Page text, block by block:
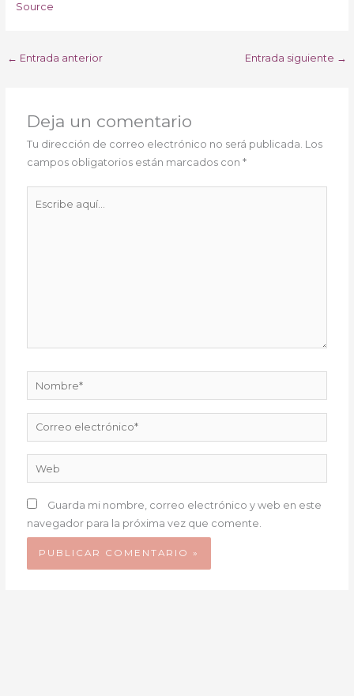
Source
← Entrada anterior Entrada siguiente →
Deja un comentario
Tu dirección de correo electrónico no será publicada. Los
campos obligatorios están marcados con*
Nombre*
Correo
electrónico*
Web
Guarda mi nombre, correo electrónico y web en este
navegador para la próxima vez que comente.